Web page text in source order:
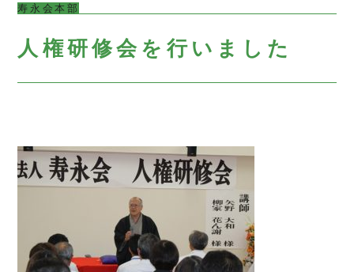
寿永会本部
人権研修会を行いました